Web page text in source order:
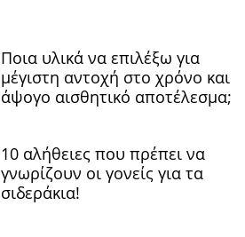
Ποια υλικά να επιλέξω για
μέγιστη αντοχή στο χρόνο και
άψογο αισθητικό αποτέλεσμα;
10 αλήθειες που πρέπει να
γνωρίζουν οι γονείς για τα
σιδεράκια!